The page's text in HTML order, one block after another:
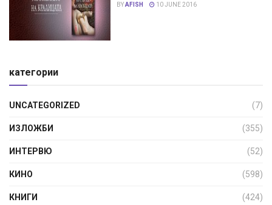
BYAFISH 10 JUNE 2016
категории
UNCATEGORIZED (7)
ИЗЛОЖБИ (355)
ИНТЕРВЮ (52)
КИНО (598)
КНИГИ (424)